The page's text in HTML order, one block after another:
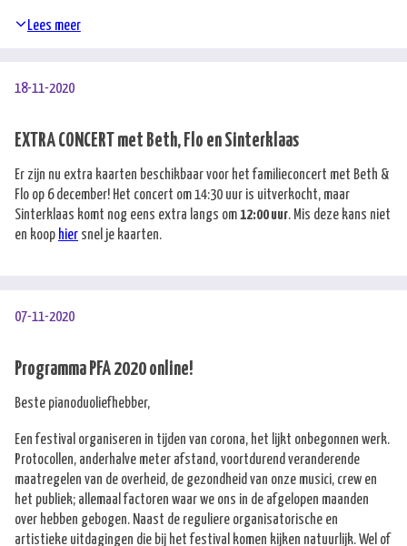
Lees meer
18-11-2020
EXTRA CONCERT met Beth, Flo en Sinterklaas
Er zijn nu extra kaarten beschikbaar voor het familieconcert met Beth &
Flo op 6 december! Het concert om 14:30 uur is uitverkocht, maar
Sinterklaas komt nog eens extra langs om12:00 uur. Mis deze kans niet
en koop hier snel je kaarten.
07-11-2020
Programma PFA 2020 online!
Beste pianoduoliefhebber,
Een festival organiseren in tijden van corona, het lijkt onbegonnen werk.
Protocollen, anderhalve meter afstand, voortdurend veranderende
maatregelen van de overheid, de gezondheid van onze musici, crew en
het publiek; allemaal factoren waar we ons in de afgelopen maanden
over hebben gebogen. Naast de reguliere organisatorische en
artistieke uitdagingen die bij het festival komen kijken natuurlijk. Wel of